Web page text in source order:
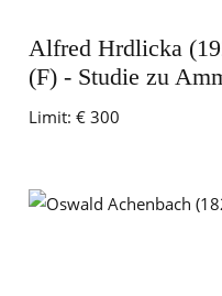
Alfred Hrdlicka
(F) - Studie zu
Limit: € 300